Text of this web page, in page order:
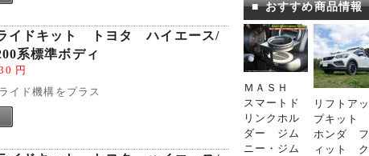
イドキット トヨタ ハイエース/
系標準ボディ
円
イド機構をプラス
■ おすすめ商品情報
ＭＡＳＨ
スマートド
リンクホル
ダー ジム
ニー・ジム
リフトアッ
プキット
ホンダ フ
ィット ク